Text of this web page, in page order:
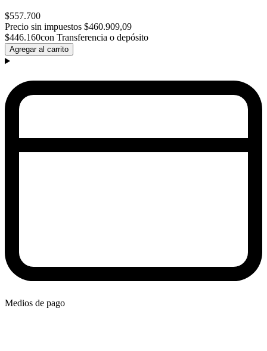
$557.700
Precio sin impuestos $460.909,09
$446.160con Transferencia o depósito
Agregar al carrito
Medios de pago